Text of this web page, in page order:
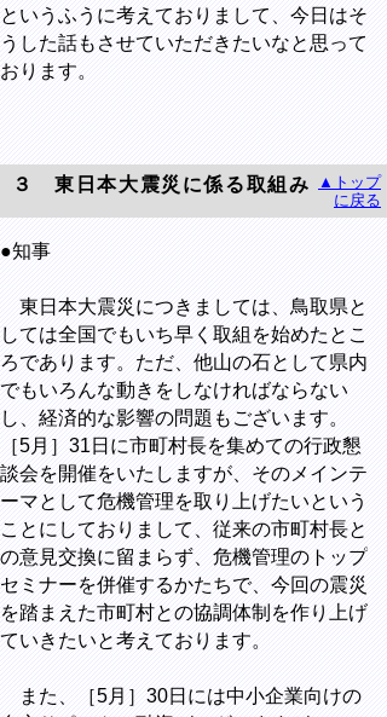
というふうに考えておりまして、今日はそ
うした話もさせていただきたいなと思って
おります。
３ 東日本大震災に係る取組み
▲トップ
に戻る
●知事
東日本大震災につきましては、鳥取県と
しては全国でもいち早く取組を始めたとこ
ろであります。ただ、他山の石として県内
でもいろんな動きをしなければならない
し、経済的な影響の問題もございます。
［5月］31日に市町村長を集めての行政懇
談会を開催をいたしますが、そのメインテ
ーマとして危機管理を取り上げたいという
ことにしておりまして、従来の市町村長と
の意見交換に留まらず、危機管理のトップ
セミナーを併催するかたちで、今回の震災
を踏まえた市町村との協調体制を作り上げ
ていきたいと考えております。
また、［5月］30日には中小企業向けの